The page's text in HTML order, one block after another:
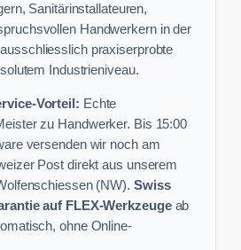
Sanitärinstallateuren,
Handwerkern in der
praxiserprobte
Industrieniveau.
Vorteil: Echte
zu Handwerker. Bis 15:00
versenden wir noch am
Post direkt aus unserem
(NW). Swiss
auf FLEX-Werkzeugeab
ohne Online-